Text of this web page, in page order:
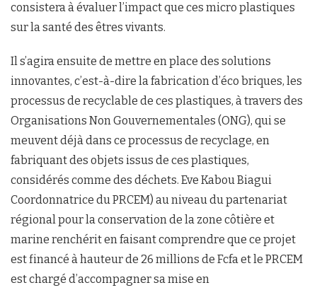
consistera à évaluer l’impact que ces micro plastiques
sur la santé des êtres vivants.
Il s’agira ensuite de mettre en place des solutions
innovantes, c’est-à-dire la fabrication d’éco briques, les
processus de recyclable de ces plastiques, à travers des
Organisations Non Gouvernementales (ONG), qui se
meuvent déjà dans ce processus de recyclage, en
fabriquant des objets issus de ces plastiques,
considérés comme des déchets. Eve Kabou Biagui
Coordonnatrice du PRCEM) au niveau du partenariat
régional pour la conservation de la zone côtière et
marine renchérit en faisant comprendre que ce projet
est financé à hauteur de 26 millions de Fcfa et le PRCEM
est chargé d’accompagner sa mise en